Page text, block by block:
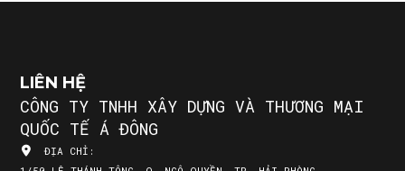
LIÊN HỆ
CÔNG TY TNHH XÂY DỰNG VÀ THƯƠNG MẠI
QUỐC TẾ Á ĐÔNG
ĐỊA CHỈ: